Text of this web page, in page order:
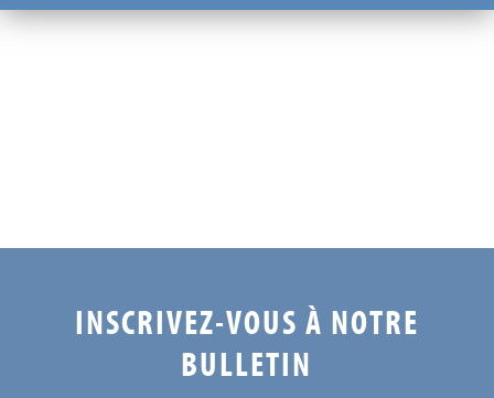
INSCRIVEZ-VOUS À NOTRE
BULLETIN